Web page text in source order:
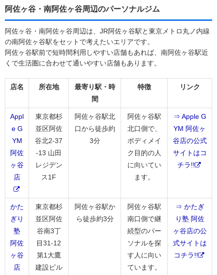
阿佐ヶ谷・南阿佐ヶ谷周辺のパーソナルジム
阿佐ヶ谷・南阿佐ヶ谷周辺は、JR阿佐ヶ谷駅と東京メトロ丸ノ内線
の南阿佐ヶ谷駅をセットで考えたいエリアです。
阿佐ヶ谷駅前で短時間利用しやすい店舗もあれば、南阿佐ヶ谷駅近
くで生活圏に合わせて通いやすい店舗もあります。
店名 所在地
最寄り駅・時
間
特徴 リンク
Appl
e G
YM
阿佐
ヶ谷
店
東京都杉
並区阿佐
谷北2-37
-13 山田
レジデン
ス1F
阿佐ヶ谷駅北
口から徒歩約
3分
阿佐ヶ谷駅
北口側で、
ボディメイ
ク目的の人
に向いてい
ます。
⇒ Apple G
YM 阿佐ヶ
谷店の公式
サイトはコ
チラ!!
かた
ぎり
塾
阿佐
ヶ谷
店
東京都杉
並区阿佐
谷南3丁
目31-12
第1大鷹
建設ビル
阿佐ヶ谷駅か
ら徒歩約3分
阿佐ヶ谷駅
南口側で継
続型のパー
ソナルを探
す人に向い
ています。
⇒ かたぎ
り塾 阿佐
ヶ谷店の公
式サイトは
コチラ!!